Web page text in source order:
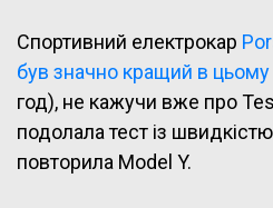
Спортивний електрокар
був значно кращий в цьому
год), не кажучи вже про
подолала тест із
повторила Model Y.